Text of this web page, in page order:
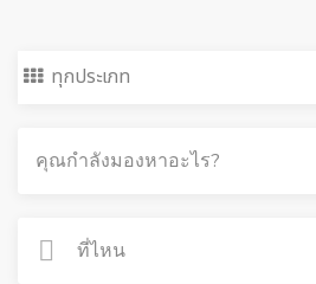
ทุกประเภท